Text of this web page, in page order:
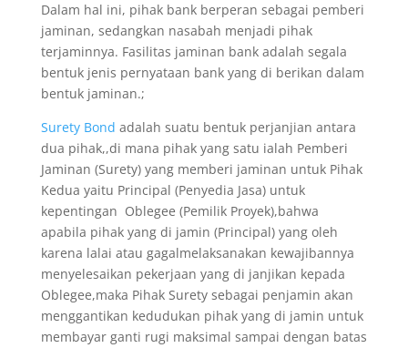
Dalam hal ini, pihak bank berperan sebagai pemberi
jaminan, sedangkan nasabah menjadi pihak
terjaminnya. Fasilitas jaminan bank adalah segala
bentuk jenis pernyataan bank yang di berikan dalam
bentuk jaminan.;
Surety Bond adalah suatu bentuk perjanjian antara
dua pihak,,di mana pihak yang satu ialah Pemberi
Jaminan (Surety) yang memberi jaminan untuk Pihak
Kedua yaitu Principal (Penyedia Jasa) untuk
kepentingan Oblegee (Pemilik Proyek),bahwa
apabila pihak yang di jamin (Principal) yang oleh
karena lalai atau gagalmelaksanakan kewajibannya
menyelesaikan pekerjaan yang di janjikan kepada
Oblegee,maka Pihak Surety sebagai penjamin akan
menggantikan kedudukan pihak yang di jamin untuk
membayar ganti rugi maksimal sampai dengan batas